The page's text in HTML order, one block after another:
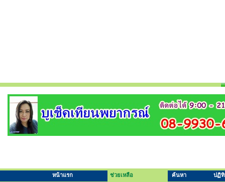
หน้าแรก ช่วยเหลือ ค้นหา ปฏิ